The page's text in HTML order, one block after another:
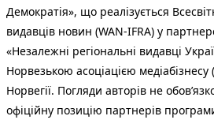
Демократія», що реалізується
видавців новин (WAN-IFRA) у
«Незалежні регіональні видавці
Норвезькою асоціацією медіабізнесу
Норвегії. Погляди авторів не
офіційну позицію партнерів